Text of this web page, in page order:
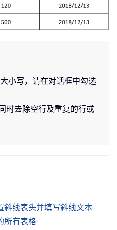
小写，请在对话框中勾选
时去除空行及重复的行或
线表头并填写斜线文本
所有表格